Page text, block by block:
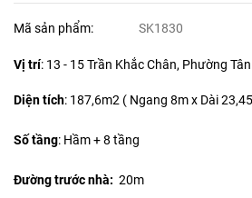
Mã sản phẩm: SK1830
Vị trí: 13 - 15 Trần Khắc Chân, Phường
Diện tích: 187,6m2 ( Ngang 8m x Dài
Số tầng: Hầm + 8 tầng
Đường trước nhà: 20m